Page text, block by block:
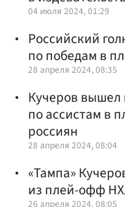
04 июля 2024, 01:29
Российский
по победам в
28 апреля 2024, 08:35
Кучеров вышел
по ассистам в
россиян
28 апреля 2024, 08:04
«Тампа»
из плей-офф
26 апреля 2024, 08:05